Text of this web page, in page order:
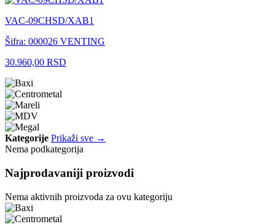
VAC-09CHSD/XAB1
Šifra: 000026 VENTING
30.960,00 RSD
Kategorije Prikaži sve →
Nema podkategorija
Najprodavaniji proizvodi
Nema aktivnih proizvoda za ovu kategoriju